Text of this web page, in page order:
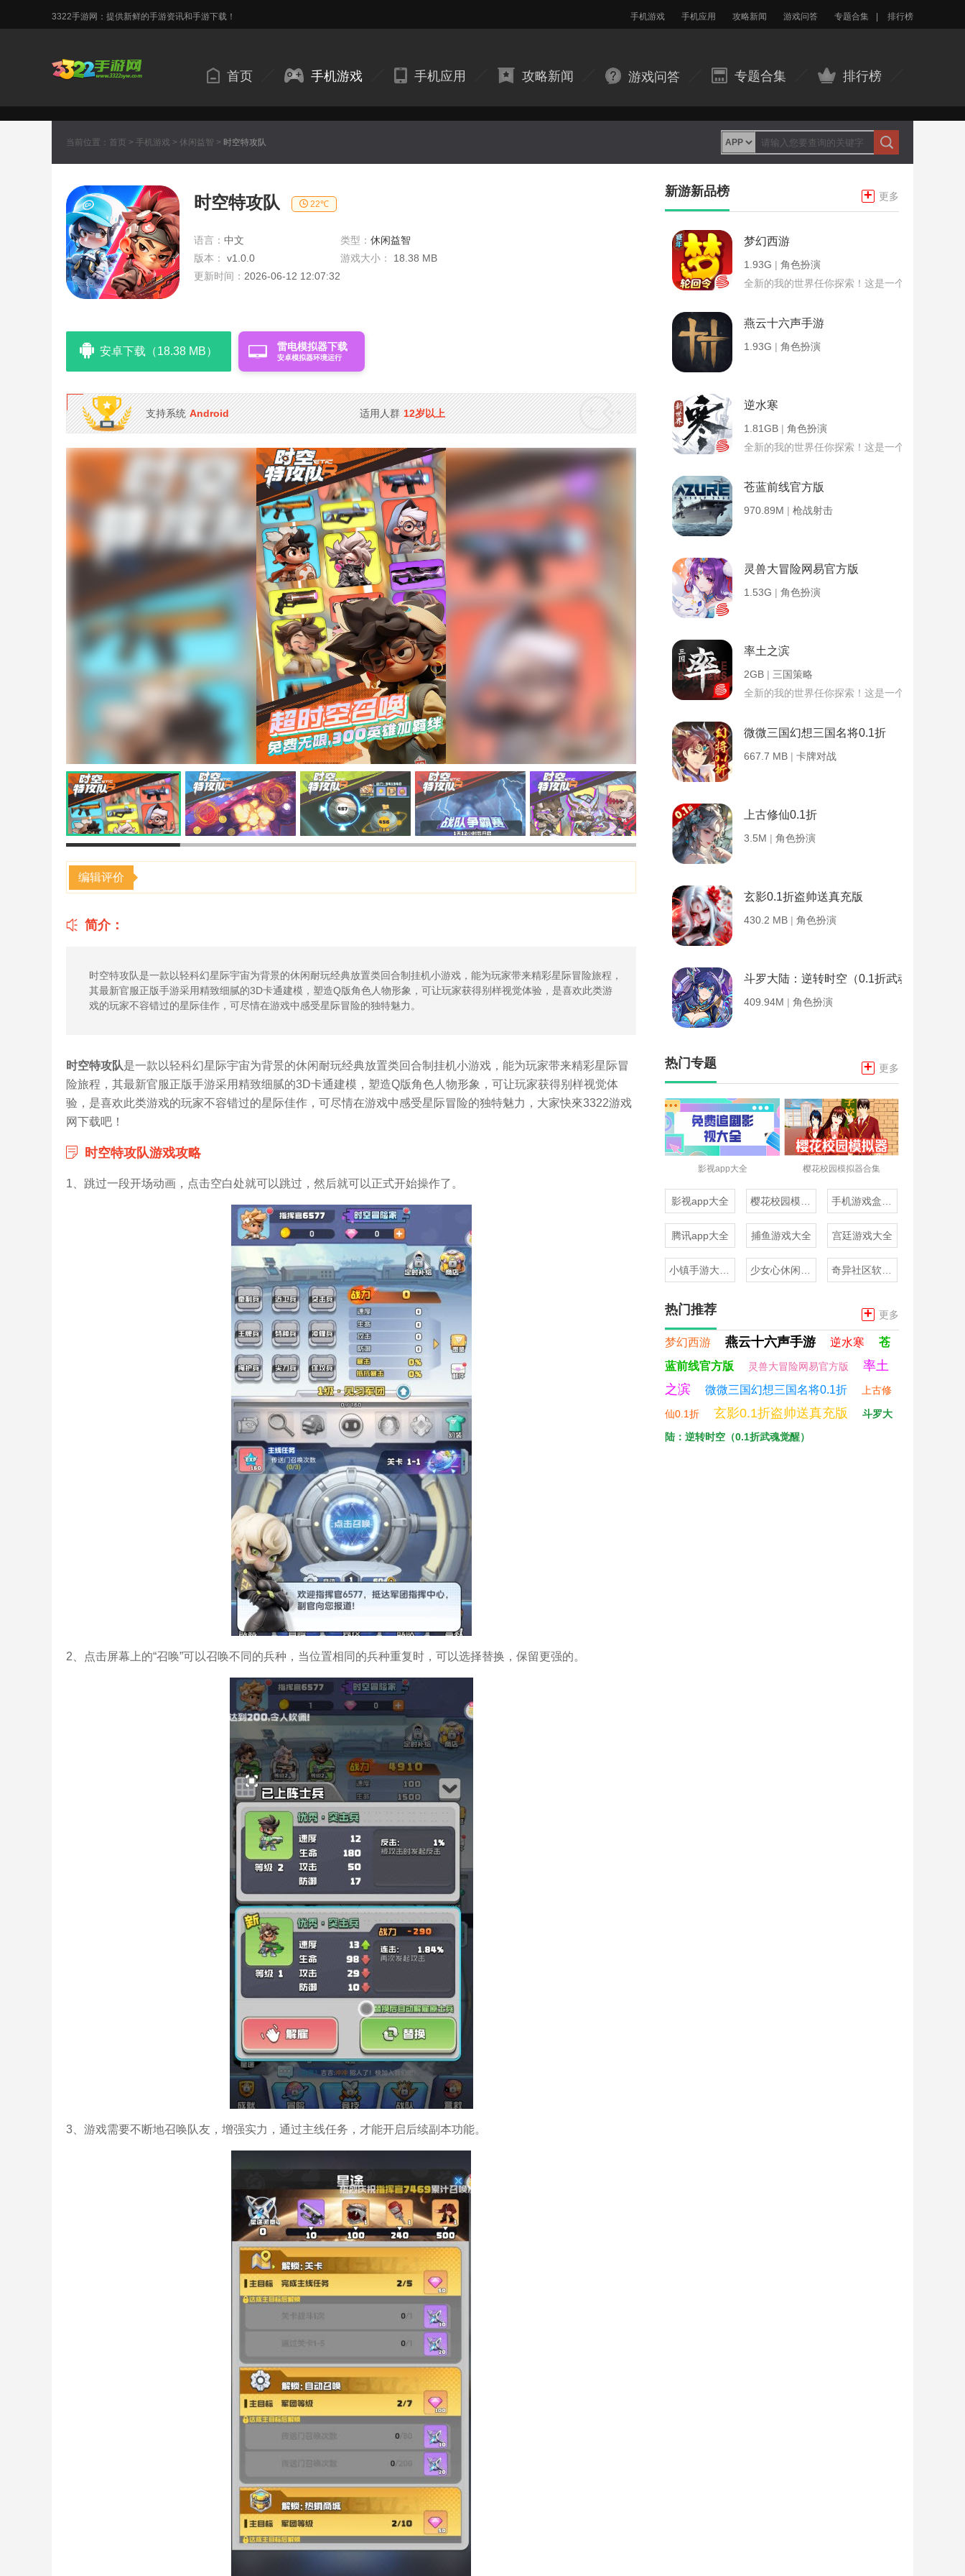
3322手游网：提供新鲜的手游资讯和手游下载！ 手机游戏 手机应用 攻略新闻 游戏问答 专题合集 排行榜
首页 手机游戏 手机应用 攻略新闻 游戏问答 专题合集 排行榜
当前位置： 首页 > 手机游戏 > 休闲益智 > 时空特攻队
时空特攻队 22℃
语言： 中文 类型： 休闲益智
版本：
v1.0.0 游戏大小：
18.38 MB
更新时间： 2026-06-12 12:07:32
安卓下载（18.38 MB） 雷电模拟器下载
安卓模拟器环境运行
支持系统 Android 适用人群 12岁以上
编辑评价
简介：
时空特攻队是一款以轻科幻星际宇宙为背景的休闲耐玩经典放置类回合制挂机小游戏，能为玩家带来精彩星际冒险旅程，
其最新官服正版手游采用精致细腻的3D卡通建模，塑造Q版角色人物形象，可让玩家获得别样视觉体验，是喜欢此类游
戏的玩家不容错过的星际佳作，可尽情在游戏中感受星际冒险的独特魅力。
时空特攻队是一款以轻科幻星际宇宙为背景的休闲耐玩经典放置类回合制挂机小游戏，能为玩家带来精彩星际冒
险旅程，其最新官服正版手游采用精致细腻的3D卡通建模，塑造Q版角色人物形象，可让玩家获得别样视觉体
验，是喜欢此类游戏的玩家不容错过的星际佳作，可尽情在游戏中感受星际冒险的独特魅力，大家快來3322游戏
网下载吧！
时空特攻队游戏攻略
1、跳过一段开场动画，点击空白处就可以跳过，然后就可以正式开始操作了。
2、点击屏幕上的“召唤”可以召唤不同的兵种，当位置相同的兵种重复时，可以选择替换，保留更强的。
3、游戏需要不断地召唤队友，增强实力，通过主线任务，才能开启后续副本功能。
新游新品榜 + 更多
梦幻西游
1.93G | 角色扮演
全新的我的世界任你探索！这是一个小提示字段。
燕云十六声手游
1.93G | 角色扮演
逆水寒
1.81GB | 角色扮演
全新的我的世界任你探索！这是一个小提示字段。
苍蓝前线官方版
970.89M | 枪战射击
灵兽大冒险网易官方版
1.53G | 角色扮演
率土之滨
2GB | 三国策略
全新的我的世界任你探索！这是一个小提示字段。
微微三国幻想三国名将0.1折
667.7 MB | 卡牌对战
上古修仙0.1折
3.5M | 角色扮演
玄影0.1折盗帅送真充版
430.2 MB | 角色扮演
斗罗大陆：逆转时空（0.1折武魂觉醒）
409.94M | 角色扮演
热门专题 + 更多
影视app大全 樱花校园模拟器合集
影视app大全
腾讯app大全 捕鱼游戏大全 宫廷游戏大全
热门推荐 + 更多
梦幻西游 燕云十六声手游 逆水寒
苍
蓝前线官方版
灵兽大冒险网易官方版
率土
之滨
微微三国幻想三国名将0.1折 上古修
仙0.1折 玄影0.1折盗帅送真充版
斗罗大
陆：逆转时空（0.1折武魂觉醒）